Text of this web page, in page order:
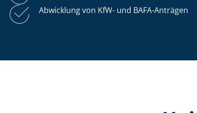
Abwicklung von KfW- und BAFA-Anträgen